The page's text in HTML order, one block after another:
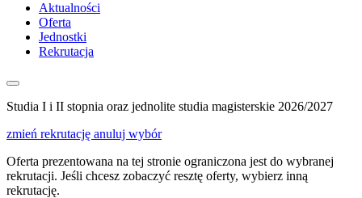
Aktualności
Oferta
Jednostki
Rekrutacja
Studia I i II stopnia oraz jednolite studia magisterskie 2026/2027
zmień rekrutację anuluj wybór
Oferta prezentowana na tej stronie ograniczona jest do wybranej
rekrutacji. Jeśli chcesz zobaczyć resztę oferty, wybierz inną
rekrutację.